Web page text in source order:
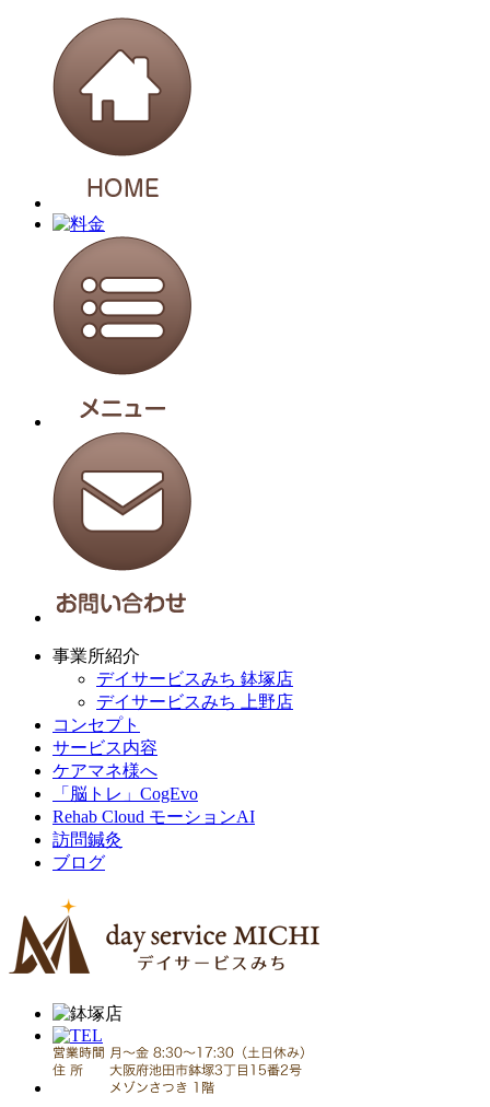
事業所紹介
デイサービスみち 鉢塚店
デイサービスみち 上野店
コンセプト
サービス内容
ケアマネ様へ
「脳トレ」CogEvo
Rehab Cloud モーションAI
訪問鍼灸
ブログ